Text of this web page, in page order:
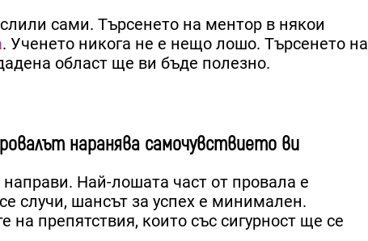
сами. Търсенето на ментор в някои
. Ученето никога не е нещо лошо. Търсенето на
област ще ви бъде полезно.
наранява самочувствието ви
Най-лошата част от провала е
случи, шансът за успех е минимален.
на препятствия, които със сигурност ще се